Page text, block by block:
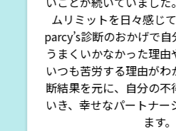
ムリミットを日々感じ
parcy’s診断のおかげで
うまくいかなかった理
いつも苦労する理由が
断結果を元に、自分の
いき、幸せなパートナ
ます。